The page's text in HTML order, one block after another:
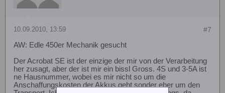
#7
10.09.2010, 13:59
AW: Edle 450er Mechanik gesucht
Der Acrobat SE ist der einzige der mir von der Verarbeitung
her zusagt, aber der ist mir ein bissl Gross. 4S und 3-5A ist
ne Hausnummer, wobei es mir nicht so um die
Anschaffungskosten der Akkus geht sonder eher um den